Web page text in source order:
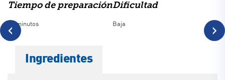
Tiempo de preparación
15 minutos
Dificultad
Baja
‹ ›
Ingredientes